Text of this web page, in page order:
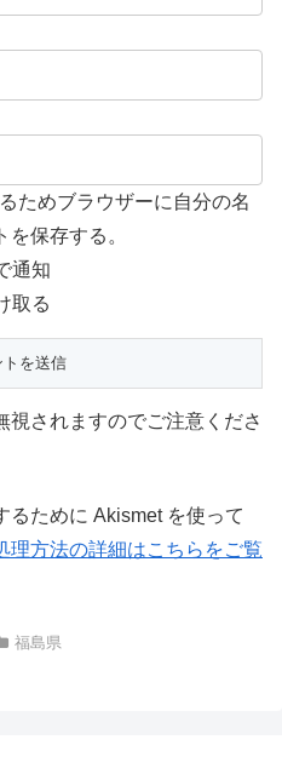
ためブラウザーに自分の名
保存する。
通知
取る
視されますのでご注意くださ
るために Akismet を使って
理方法の詳細はこちらをご覧
福島県